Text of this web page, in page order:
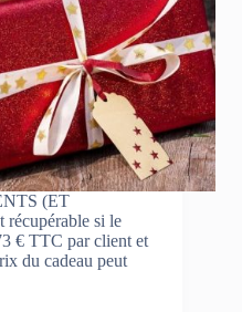
(ET
si le
€ TTC par client et
du cadeau peut